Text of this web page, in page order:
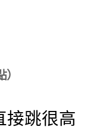
接跳很高